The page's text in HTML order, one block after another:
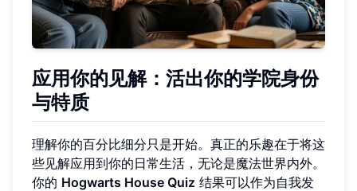
应用你的见解：活出你的学院身份
与特质
理解你的百分比细分只是开始。真正的乐趣在于将这
些见解应用到你的日常生活，无论是魔法世界内外。
你的 Hogwarts House Quiz 结果可以作为自我发